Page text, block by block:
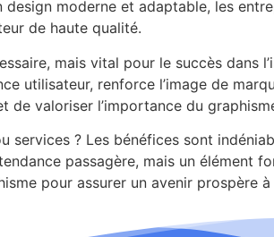
moderne et adaptable, les
de haute qualité.
mais vital pour le succès dans
utilisateur, renforce l’image de
valoriser l’importance du
? Les bénéfices sont
passagère, mais un élément
pour assurer un avenir prospère